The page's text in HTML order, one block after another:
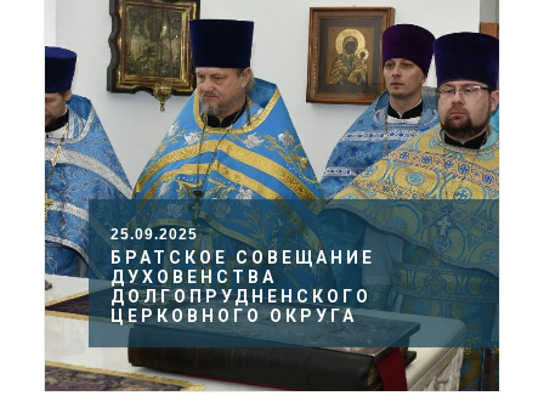
25.09.2025
БРАТСКОЕ СОВЕЩАНИЕ
ДУХОВЕНСТВА
ДОЛГОПРУДНЕНСКОГО
ЦЕРКОВНОГО ОКРУГА